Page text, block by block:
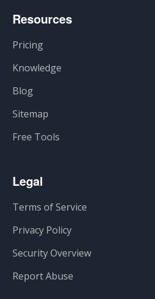
Resources
Pricing
Knowledge
Blog
Sitemap
Free Tools
Legal
Terms of Service
Privacy Policy
Security Overview
Report Abuse